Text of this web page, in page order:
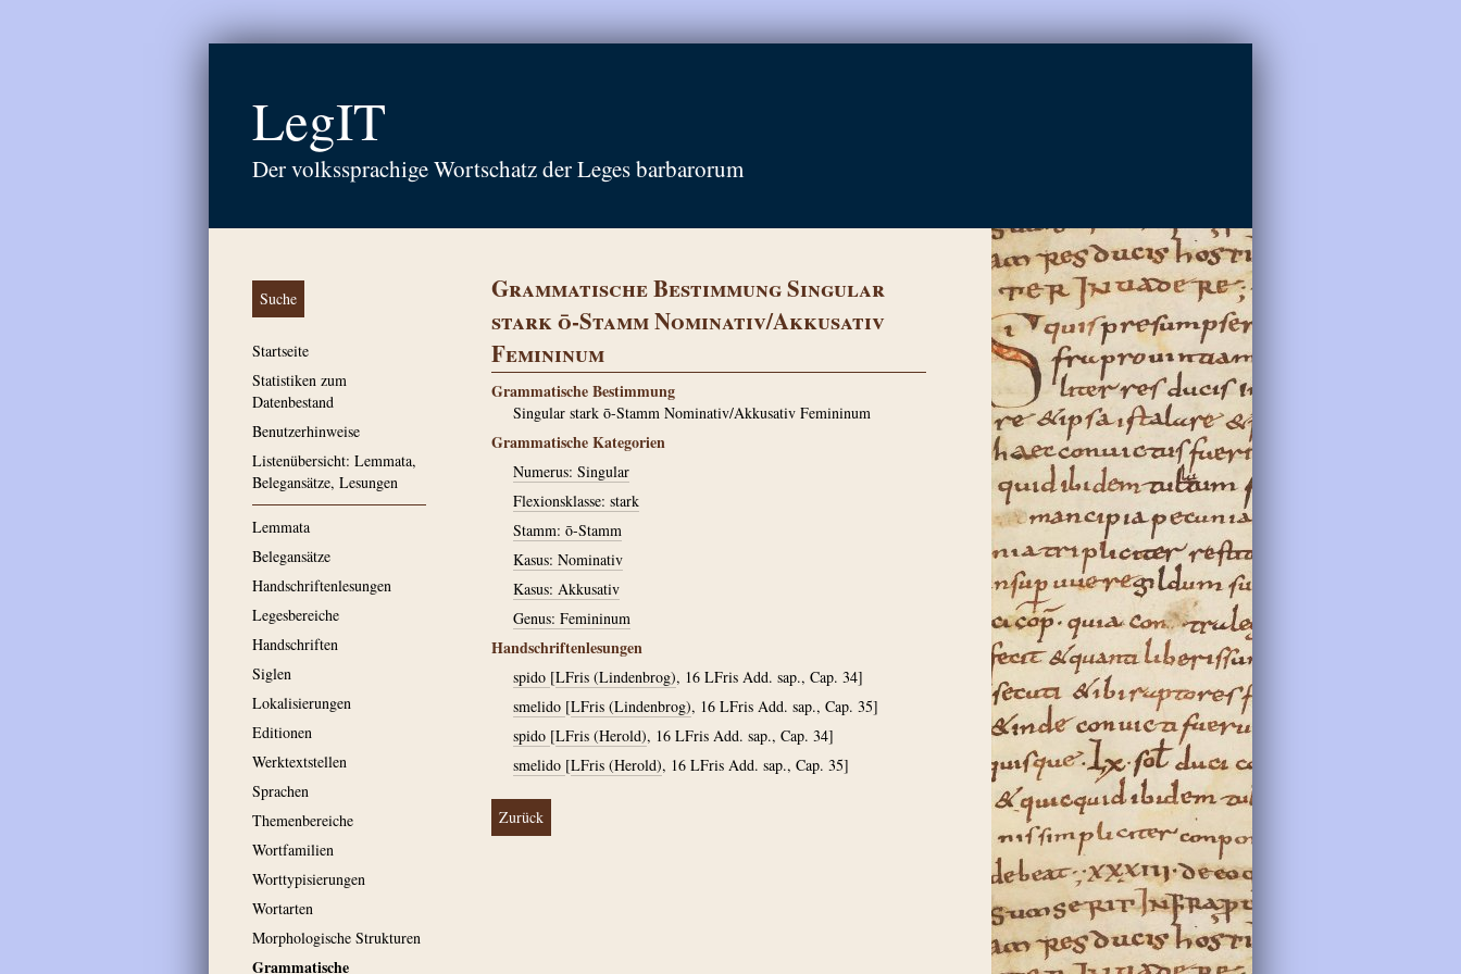
LegIT
Der volkssprachige Wortschatz der Leges barbarorum
Suche
Startseite
Statistiken zum
Datenbestand
Benutzerhinweise
Listenübersicht: Lemmata,
Belegansätze, Lesungen
Lemmata
Belegansätze
Handschriftenlesungen
Legesbereiche
Handschriften
Siglen
Lokalisierungen
Editionen
Werktextstellen
Sprachen
Themenbereiche
Wortfamilien
Worttypisierungen
Wortarten
Morphologische Strukturen
Grammatische
Grammatische Bestimmung Singular
stark ō-Stamm Nominativ/Akkusativ
Femininum
Grammatische Bestimmung
Singular stark ō-Stamm Nominativ/Akkusativ Femininum
Grammatische Kategorien
Numerus: Singular
Flexionsklasse: stark
Stamm: ō-Stamm
Kasus: Nominativ
Kasus: Akkusativ
Genus: Femininum
Handschriftenlesungen
spido [LFris (Lindenbrog), 16 LFris Add. sap., Cap. 34]
smelido [LFris (Lindenbrog), 16 LFris Add. sap., Cap. 35]
spido [LFris (Herold), 16 LFris Add. sap., Cap. 34]
smelido [LFris (Herold), 16 LFris Add. sap., Cap. 35]
Zurück